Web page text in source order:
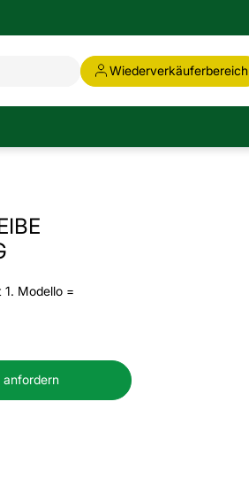
Wiederverkäuferbereich
1. Modello =
anfordern